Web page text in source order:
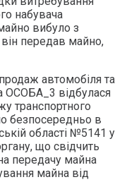
набувача
вибуло з
він передав майно,
автомобіля та
ОСОБА_3 відбулася
транспортного
безпосередньо в
області №5141 у
що свідчить
передачу майна
майна від